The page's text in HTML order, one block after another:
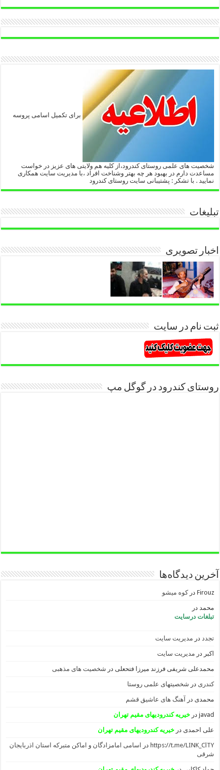
برای تکمیل اسامی پروسه
شخصیت های علمی روستای کندرود،از کلیه هم ولایتی های عزیز در خواست
مساعدت دارم در بهبود هر چه بهتر وشناخت افراد ،با مدیریت سایت همکاری
نمایید . با تشکر : پشتیبانی سایت روستای کندرود
تبلیغات
اخبار تصویری
ثبت نام در سایت
روستای کندرود در گوگل مپ
آخرین دیدگاه‌ها
Firouz درکوه میشو
محمد در
تبلغات درسایت
تجدد در مدیریت سایت
اکبر در مدیریت سایت
محمدعلی شریفی فرزند میرزا فتحعلی در شخصیت های مذهبی
کندری در شخصیتهای علمی روستا
محمدی در آهنگ های عاشیق قشم
javad درخیریه کندرودیهای مقیم تهران
علی احمدی درخیریه کندرودیهای مقیم تهران
https://t.me/LINK_ClTY در
اسامی امامزادگان و اماکن متبرکه استان اذربایجان
شرقی